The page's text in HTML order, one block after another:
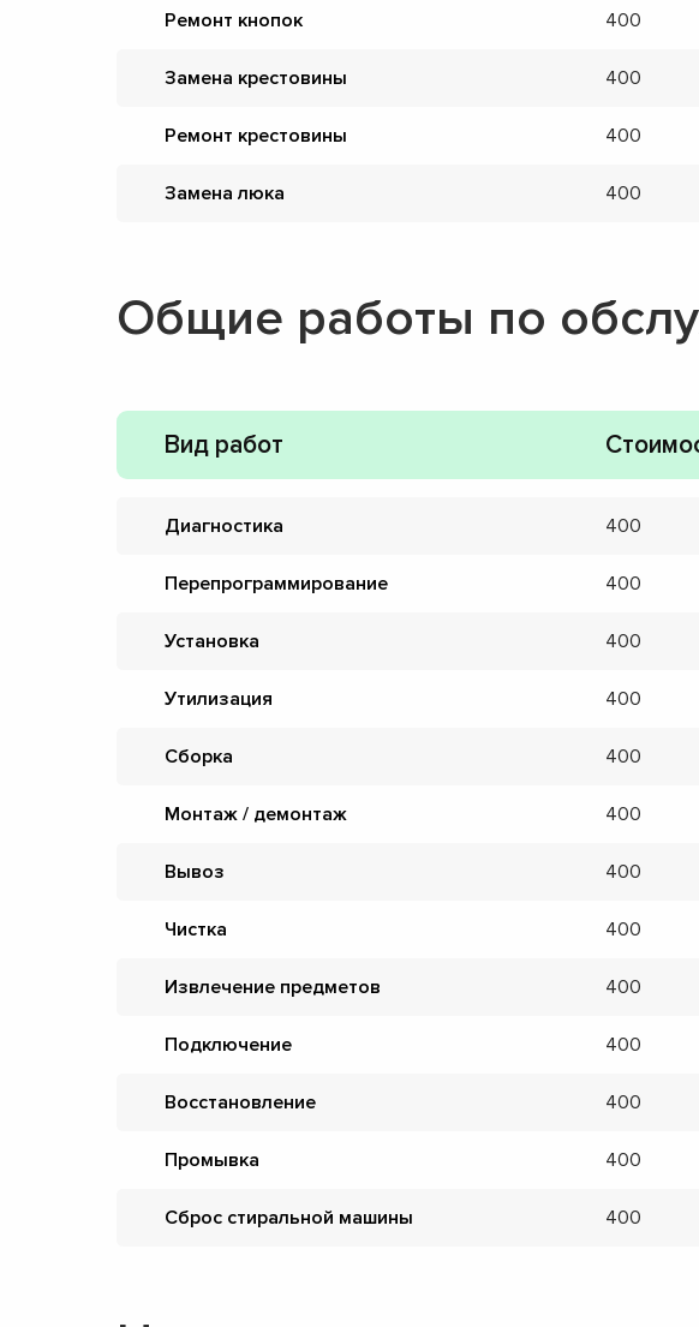
Ремонт кнопок 400
Замена крестовины 400
Ремонт крестовины 400
Замена люка 400
Общие работы по
Вид работ
Диагностика 400
Перепрограммирование 400
Установка 400
Утилизация 400
Сборка 400
Монтаж / демонтаж 400
Вывоз 400
Чистка 400
Извлечение предметов 400
Подключение 400
Восстановление 400
Промывка 400
Сброс стиральной машины 400